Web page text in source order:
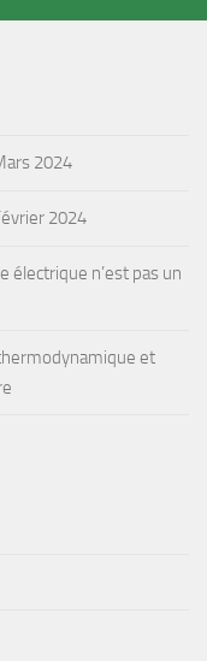
2024
2024
électrique n’est pas un
et